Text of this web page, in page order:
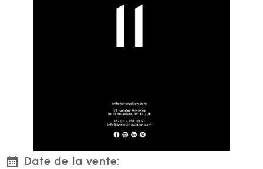
Date de la vente: